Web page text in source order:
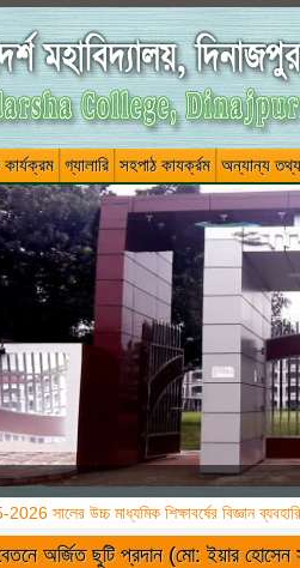
কার্যক্রম গ্যালারি সহপাঠ কাযর্ক্রম অন্যান্য তথ্য
সালের উচ্চ মাধ্যমিক শিক্ষাবর্ষের বিজ্ঞান
অর্জিত ছুটি প্রদান (মো: ইয়ার হোসেন